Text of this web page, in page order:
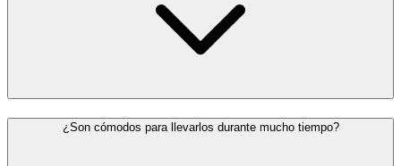
¿Son cómodos para llevarlos durante mucho tiempo?